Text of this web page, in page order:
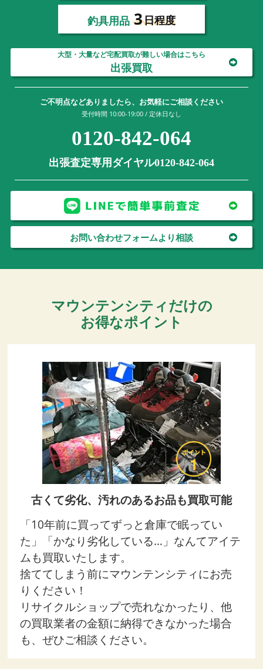
釣具用品 3日程度
大型・大量など宅配買取が難しい場合はこちら
出張買取
ご不明点などありましたら、お気軽にご相談ください
受付時間 10:00-19:00 / 定休日なし
0120-842-064
出張査定専用ダイヤル0120-842-064
お問い合わせフォームより相談
マウンテンシティだけの
お得なポイント
古くて劣化、汚れのあるお品も買取可能
「10年前に買ってずっと倉庫で眠ってい
た」「かなり劣化している…」なんてアイテ
ムも買取いたします。
捨ててしまう前にマウンテンシティにお売
りください！
リサイクルショップで売れなかったり、他
の買取業者の金額に納得できなかった場合
も、ぜひご相談ください。